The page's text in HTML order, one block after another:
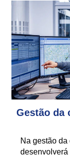
Gestão da
Na gestão